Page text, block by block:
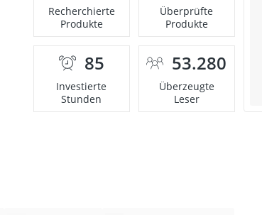
Recherchierte
Produkte
Überprüfte
Produkte
85
Investierte
Stunden
53.280
Überzeugte
Leser